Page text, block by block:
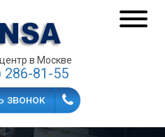
в Москве
286-81-55
звонок